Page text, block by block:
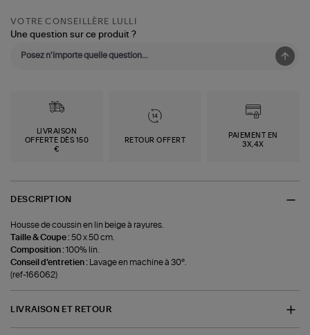
VOTRE CONSEILLÈRE LULLI
Une question sur ce produit ?
LIVRAISON
OFFERTE DÈS 150
€
RETOUR OFFERT
PAIEMENT EN
3X,4X
DESCRIPTION
Housse de coussin en lin beige à rayures.
Taille & Coupe :50 x 50 cm.
Composition :100% lin.
Conseil d'entretien :
Lavage en machine à 30°.
(ref-166062)
LIVRAISON ET RETOUR